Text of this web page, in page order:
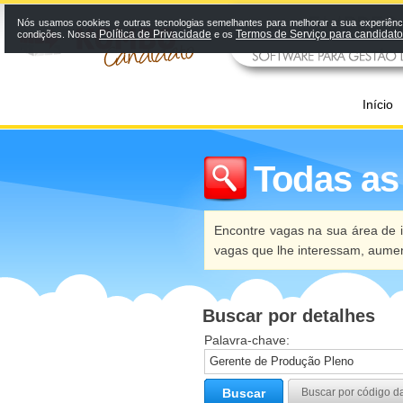
Início
Todas
Encontre vagas na sua área
vagas que lhe interessam,
Buscar por detalhes
Palavra-chave:
Buscar Buscar por código
Nós usamos cookies e outras tecnologias semelhantes para melhorar a sua
condições. Nossa Política de Privacidade e os Termos de Serviço para